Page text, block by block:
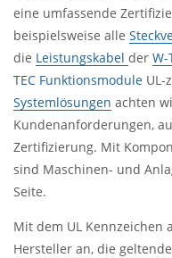
eine umfassende
beispielsweise alle
die Leistungskabel der W-
TEC Funktionsmodule UL-
Systemlösungen achten
Kundenanforderungen,
Zertifizierung. Mit
sind Maschinen- und
Seite.
Mit dem UL Kennzeichen
Hersteller an, die